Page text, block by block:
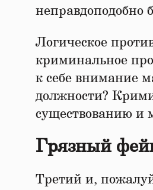
неправдоподобно
Логическое
криминальное
к себе внимание
должности?
существованию и
Грязный
Третий и,